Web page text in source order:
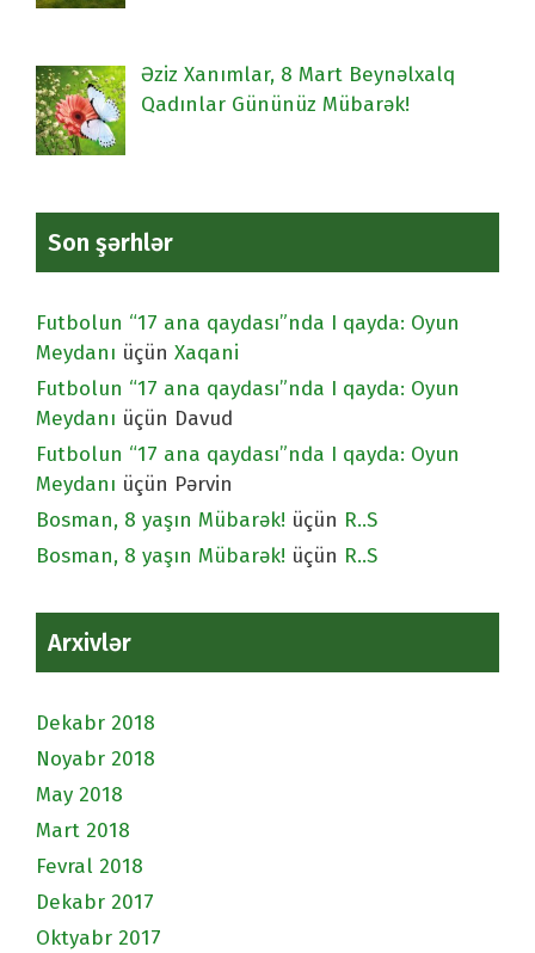
Əziz Xanımlar, 8 Mart Beynəlxalq
Qadınlar Gününüz Mübarək!
Son şərhlər
Futbolun “17 ana qaydası”nda I qayda: Oyun
Meydanı üçün Xaqani
Futbolun “17 ana qaydası”nda I qayda: Oyun
Meydanı üçün Davud
Futbolun “17 ana qaydası”nda I qayda: Oyun
Meydanı üçün Pərvin
Bosman, 8 yaşın Mübarək! üçün R..S
Bosman, 8 yaşın Mübarək! üçün R..S
Arxivlər
Dekabr 2018
Noyabr 2018
May 2018
Mart 2018
Fevral 2018
Dekabr 2017
Oktyabr 2017